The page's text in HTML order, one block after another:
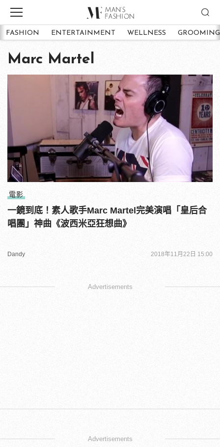
FASHION ENTERTAINMENT WELLNESS GROOMING
Marc Martel
電影
一鏡到底！素人歌手Marc Martel完美演唱「皇后合
唱團」神曲《波西米亞狂想曲》
Dandy 2018年11月22日 15:00
Advertisements
Advertisements